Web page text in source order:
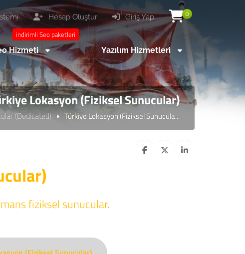
0
Giriş Yap
Hesap Oluştur
indirimli Seo paketleri
Hizmeti Yazılım Hizmetleri
Lokasyon (Fiziksel Sunucular)
(Dedicated) Türkiye Lokasyon (Fiziksel Sunucula...
fiziksel sunucular.